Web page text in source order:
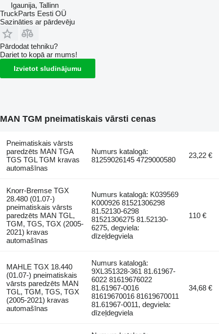
Igaunija, Tallinn
TruckParts Eesti OÜ
Sazināties ar pārdevēju
Pārdodat tehniku?
Dariet to kopā ar mums!
Izvietot sludinājumu
MAN TGM pneimatiskais vārsti cenas
Pneimatiskais vārsts
paredzēts MAN TGA
TGS TGL TGM kravas
automašīnas
Numurs katalogā:
81259026145 4729000580
23,22 €
Knorr-Bremse TGX
28.480 (01.07-)
pneimatiskais vārsts
paredzēts MAN TGL,
TGM, TGS, TGX (2005-
2021) kravas
automašīnas
Numurs katalogā: K039569
K000926 81521306298
81.52130-6298
81521306275 81.52130-
6275, degviela:
dīzeļdegviela
110 €
MAHLE TGX 18.440
(01.07-) pneimatiskais
vārsts paredzēts MAN
TGL, TGM, TGS, TGX
(2005-2021) kravas
automašīnas
Numurs katalogā:
9XL351328-361 81.61967-
6022 81619676022
81.61967-0016
81619670016 81619670011
81.61967-0011, degviela:
dīzeļdegviela
34,68 €